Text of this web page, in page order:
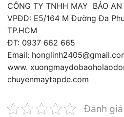
CÔNG TY TNHH MAY BẢO AN
VPĐD: E5/164 M Đường Đa
TP.HCM
ĐT: 0937 662 665
Email:
www.
chuyenmaytapde.com
Đánh